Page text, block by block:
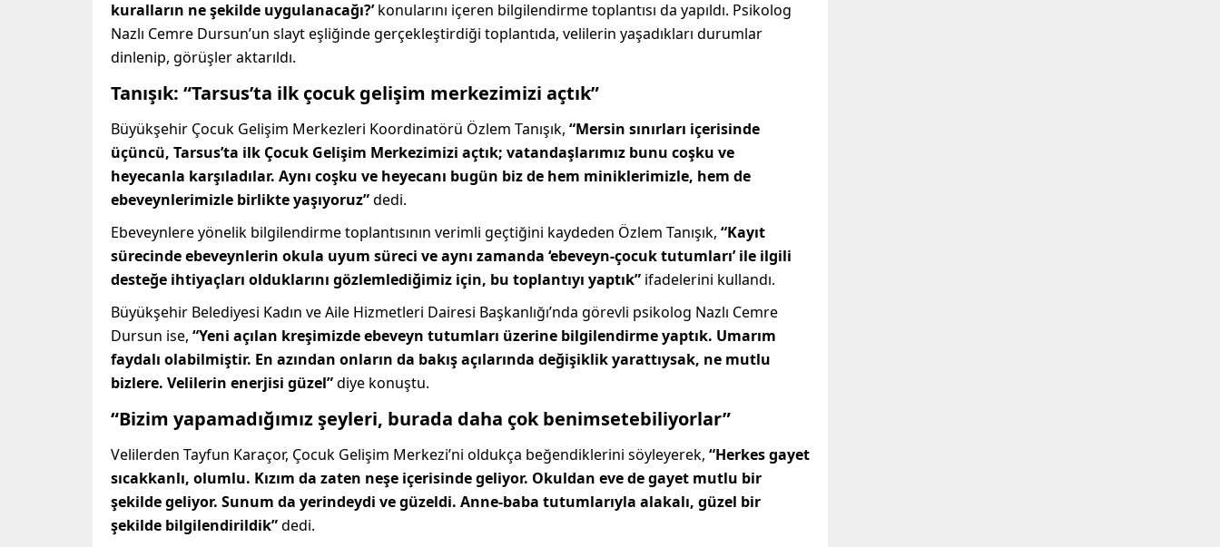
kuralların ne şekilde uygulanacağı?’konularını içeren bilgilendirme toplantısı da yapıldı. Psikolog
Nazlı Cemre Dursun’un slayt eşliğinde gerçekleştirdiği toplantıda, velilerin yaşadıkları durumlar
dinlenip, görüşler aktarıldı.
Tanışık: “Tarsus’ta ilk çocuk gelişim merkezimizi açtık”
Büyükşehir Çocuk Gelişim Merkezleri Koordinatörü Özlem Tanışık, “Mersin sınırları içerisinde
üçüncü, Tarsus’ta ilk Çocuk Gelişim Merkezimizi açtık; vatandaşlarımız bunu coşku ve
heyecanla karşıladılar. Aynı coşku ve heyecanı bugün biz de hem miniklerimizle, hem de
ebeveynlerimizle birlikte yaşıyoruz”dedi.
Ebeveynlere yönelik bilgilendirme toplantısının verimli geçtiğini kaydeden Özlem Tanışık, “Kayıt
sürecinde ebeveynlerin okula uyum süreci ve aynı zamanda ‘ebeveyn-çocuk tutumları’ ile ilgili
desteğe ihtiyaçları olduklarını gözlemlediğimiz için, bu toplantıyı yaptık” ifadelerini kullandı.
Büyükşehir Belediyesi Kadın ve Aile Hizmetleri Dairesi Başkanlığı’nda görevli psikolog Nazlı Cemre
Dursun ise, “Yeni açılan kreşimizde ebeveyn tutumları üzerine bilgilendirme yaptık. Umarım
faydalı olabilmiştir. En azından onların da bakış açılarında değişiklik yarattıysak, ne mutlu
bizlere. Velilerin enerjisi güzel”diye konuştu.
“Bizim yapamadığımız şeyleri, burada daha çok benimsetebiliyorlar”
Velilerden Tayfun Karaçor, Çocuk Gelişim Merkezi’ni oldukça beğendiklerini söyleyerek, “Herkes gayet
sıcakkanlı, olumlu. Kızım da zaten neşe içerisinde geliyor. Okuldan eve de gayet mutlu bir
şekilde geliyor. Sunum da yerindeydi ve güzeldi. Anne-baba tutumlarıyla alakalı, güzel bir
şekilde bilgilendirildik”dedi.